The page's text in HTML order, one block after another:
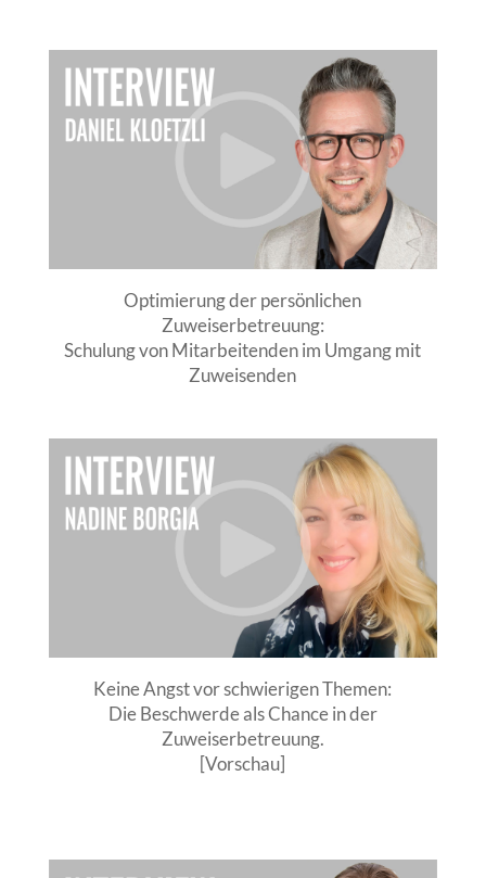
Optimierung der persönlichen
Zuweiserbetreuung:
Schulung von Mitarbeitenden im Umgang mit
Zuweisenden
Keine Angst vor schwierigen Themen:
Die Beschwerde als Chance in der
Zuweiserbetreuung.
[Vorschau]